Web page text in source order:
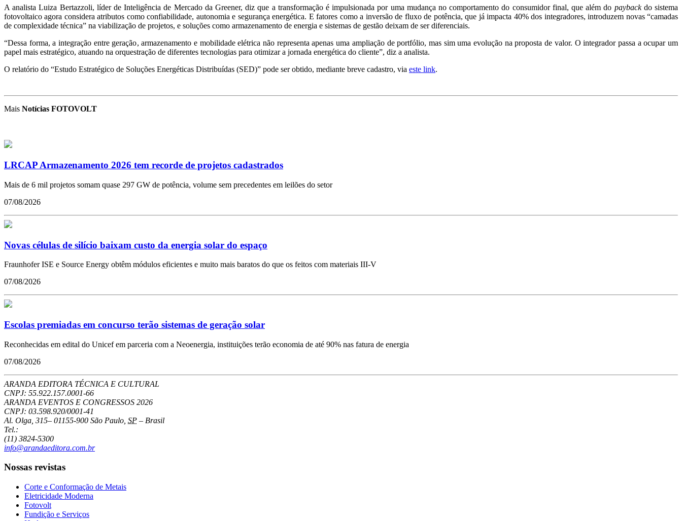
A analista Luiza Bertazzoli, líder de Inteligência de Mercado da Greener, diz que a transformação é impulsionada por uma mudança no comportamento do consumidor final, que além do paybackdo sistema
fotovoltaico agora considera atributos como confiabilidade, autonomia e segurança energética. E fatores como a inversão de fluxo de potência, que já impacta 40% dos integradores, introduzem novas “camadas
de complexidade técnica” na viabilização de projetos, e soluções como armazenamento de energia e sistemas de gestão deixam de ser diferenciais.
“Dessa forma, a integração entre geração, armazenamento e mobilidade elétrica não representa apenas uma ampliação de portfólio, mas sim uma evolução na proposta de valor. O integrador passa a ocupar um
papel mais estratégico, atuando na orquestração de diferentes tecnologias para otimizar a jornada energética do cliente”, diz a analista.
O relatório do “Estudo Estratégico de Soluções Energéticas Distribuídas (SED)” pode ser obtido, mediante breve cadastro, via este link.
Mais Notícias FOTOVOLT
LRCAP Armazenamento 2026 tem recorde de projetos cadastrados
Mais de 6 mil projetos somam quase 297 GW de potência, volume sem precedentes em leilões do setor
07/08/2026
Novas células de silício baixam custo da energia solar do espaço
Fraunhofer ISE e Source Energy obtêm módulos eficientes e muito mais baratos do que os feitos com materiais III-V
07/08/2026
Escolas premiadas em concurso terão sistemas de geração solar
Reconhecidas em edital do Unicef em parceria com a Neoenergia, instituições terão economia de até 90% nas fatura de energia
07/08/2026
ARANDA EDITORA TÉCNICA E CULTURAL
CNPJ: 55.922.157.0001-66
ARANDA EVENTOS E CONGRESSOS 2026
CNPJ: 03.598.920/0001-41
Al. Olga, 315– 01155-900 São Paulo SP – Brasil
Tel.:
(11) 3824-5300
info@arandaeditora.com.br
Nossas revistas
Corte e Conformação de Metais
Eletricidade Moderna
Fotovolt
Fundição e Serviços